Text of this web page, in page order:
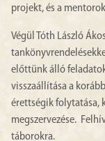
projekt, és a
Végül Tóth László
előttünk álló
visszaállítása a
érettségik folytatása,
megszervezése.
táborokra.